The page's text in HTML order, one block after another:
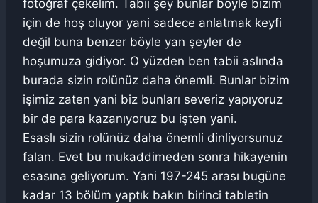
fotoğraf çekelim. Tabii şey bunlar böyle bizim
için de hoş oluyor yani sadece anlatmak keyfi
değil buna benzer böyle yan şeyler de
hoşumuza gidiyor. O yüzden ben tabii aslında
burada sizin rolünüz daha önemli. Bunlar bizim
işimiz zaten yani biz bunları severiz yapıyoruz
bir de para kazanıyoruz bu işten yani.
Esaslı sizin rolünüz daha önemli dinliyorsunuz
falan. Evet bu mukaddimeden sonra hikayenin
esasına geliyorum. Yani 197-245 arası bugüne
kadar 13 bölüm yaptık bakın birinci tabletin